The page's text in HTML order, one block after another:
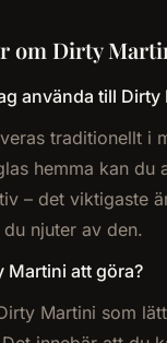
om Dirty
använda till Dirty
traditionellt i
hemma kan du
– det viktigaste
njuter av den.
Martini att göra?
Martini som